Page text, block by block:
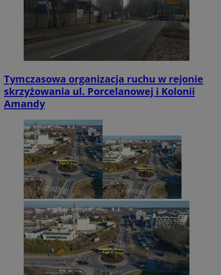
Tymczasowa organizacja ruchu w rejonie
skrzyżowania ul. Porcelanowej i Kolonii
Amandy